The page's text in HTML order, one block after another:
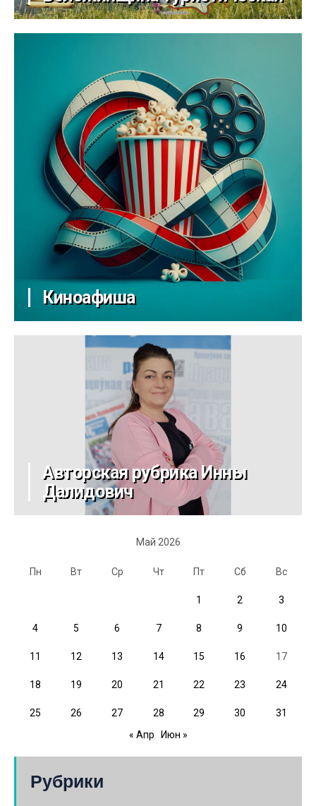
Киноафиша
Авторская рубрика Инны
Далидович
Май 2026
Пн Вт Ср Чт Пт Сб Вс
1 2 3
4 5 6 7 8 9 10
11 12 13 14 15 16 17
18 19 20 21 22 23 24
25 26 27 28 29 30
31
« Апр
Июн »
Рубрики